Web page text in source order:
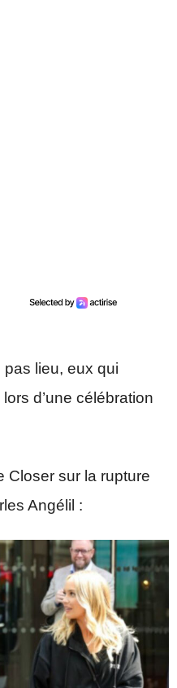
pas lieu, eux qui
d’une célébration
Closer sur la rupture
Angélil :